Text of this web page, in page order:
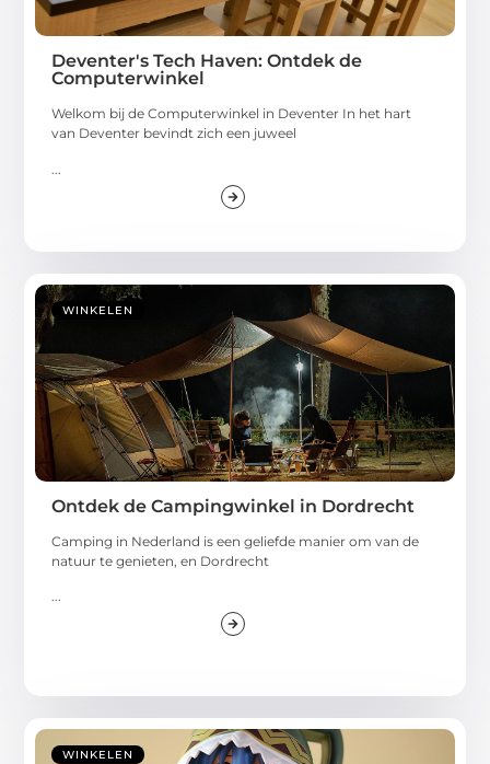
Deventer's Tech Haven: Ontdek de
Computerwinkel
Welkom bij de Computerwinkel in Deventer In het hart
van Deventer bevindt zich een juweel
WINKELEN
Ontdek de Campingwinkel in Dordrecht
Camping in Nederland is een geliefde manier om van de
natuur te genieten, en Dordrecht
...
WINKELEN